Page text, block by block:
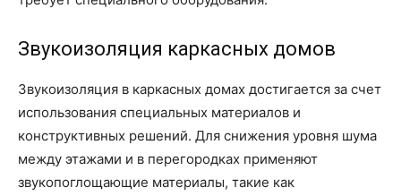
Звукоизоляция каркасных домов
Звукоизоляция в каркасных домах достигается за счет
использования специальных материалов и
конструктивных решений. Для снижения уровня шума
между этажами и в перегородках применяют
звукопоглощающие материалы, такие как